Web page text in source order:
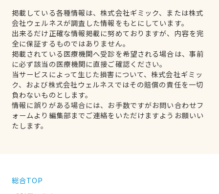
掲載している各種情報は、株式会社ギミック、または株式
会社ウェルネスが調査した情報をもとにしています。
出来るだけ正確な情報掲載に努めておりますが、内容を完
全に保証するものではありません。
掲載されている医療機関へ受診を希望される場合は、事前
に必ず該当の医療機関に直接ご確認ください。
当サービスによって生じた損害について、株式会社ギミッ
ク、および株式会社ウェルネスではその賠償の責任を一切
負わないものとします。
情報に誤りがある場合には、お手数ですがお問い合わせフ
ォームより編集部までご連絡をいただけますようお願いい
たします。
総合TOP